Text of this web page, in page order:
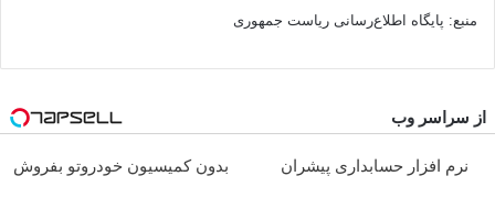
منبع: پایگاه اطلاع‌رسانی ریاست جمهوری
از سراسر وب
نرم افزار حسابداری پیشران بدون کمیسیون خودروتو بفروش